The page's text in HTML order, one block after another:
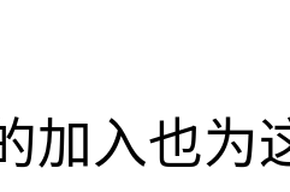
加入也为